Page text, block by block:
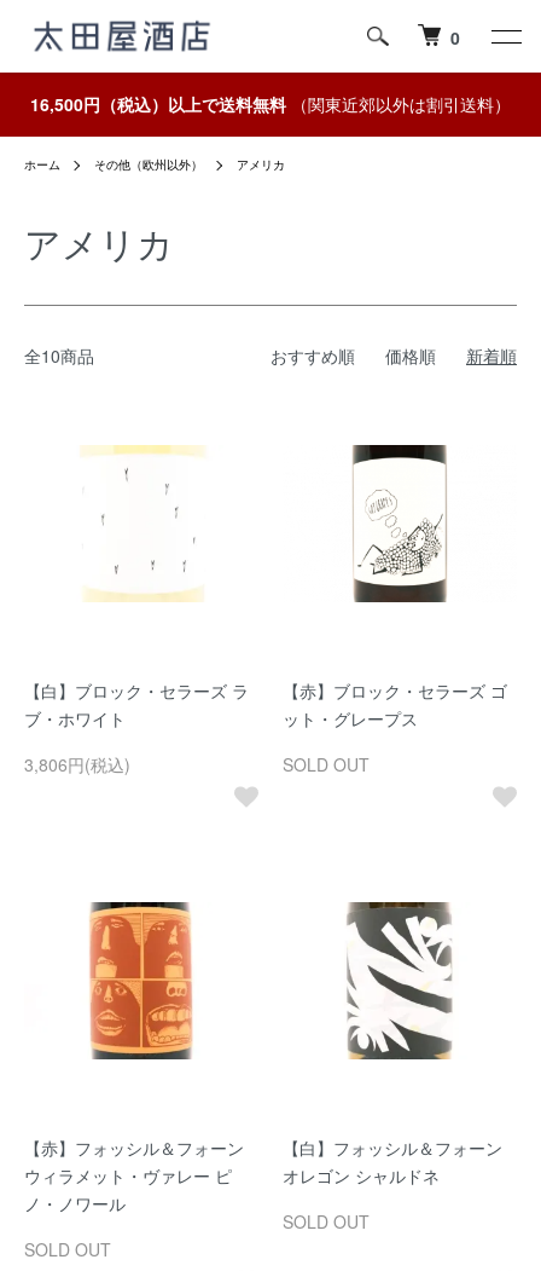
0
16,500円（税込）以上で送料無料（関東近郊以外は割引送料）
ホーム その他（欧州以外） アメリカ
アメリカ
全10商品 おすすめ順 価格順 新着順
【白】ブロック・セラーズ ラ
ブ・ホワイト
3,806円(税込)
【赤】ブロック・セラーズ ゴ
ット・グレープス
SOLD OUT
【赤】フォッシル＆フォーン
ウィラメット・ヴァレー ピ
ノ・ノワール
SOLD OUT
【白】フォッシル＆フォーン
オレゴン シャルドネ
SOLD OUT